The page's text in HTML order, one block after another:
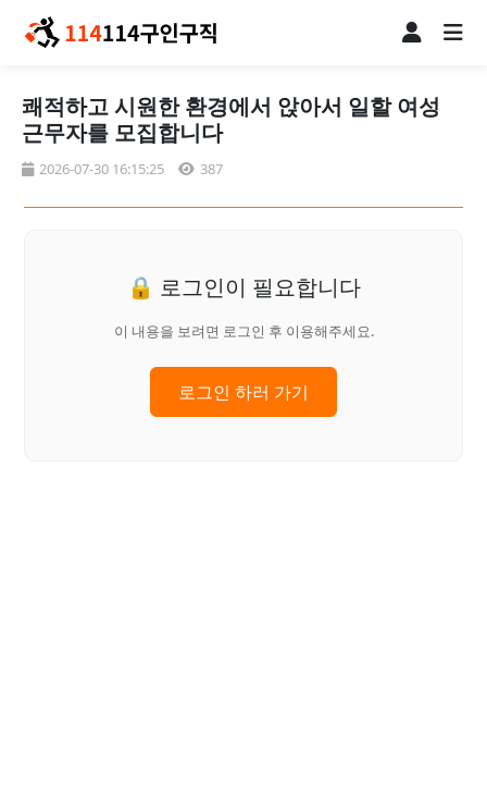
쾌적하고 시원한 환경에서 앉아서 일할 여성
근무자를 모집합니다
2026-07-30 16:15:25 387
🔒 로그인이 필요합니다
이 내용을 보려면 로그인 후 이용해주세요.
로그인 하러 가기